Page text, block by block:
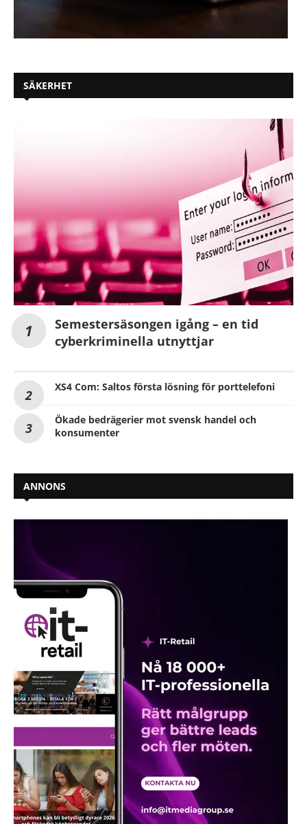
SÄKERHET
Semestersäsongen igång – en tid
cyberkriminella utnyttjar
XS4 Com: Saltos första lösning för porttelefoni
Ökade bedrägerier mot svensk handel och
konsumenter
ANNONS